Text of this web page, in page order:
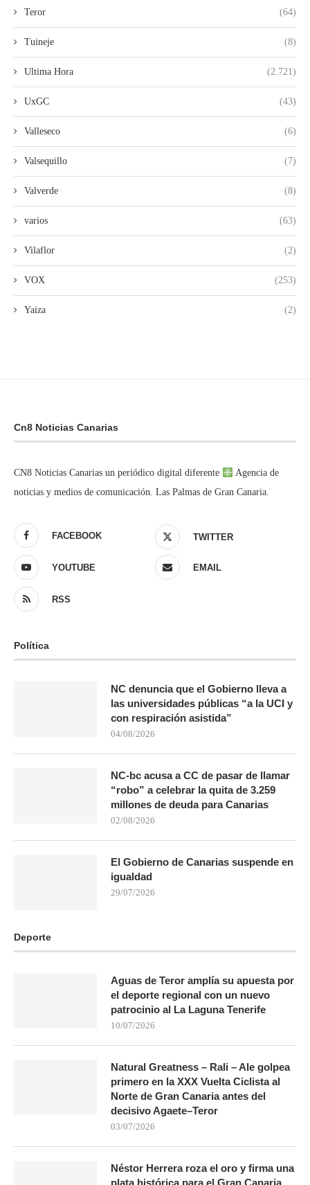
Teror (64)
Tuineje (8)
Ultima Hora (2.721)
UxGC (43)
Valleseco (6)
Valsequillo (7)
Valverde (8)
varios (63)
Vilaflor (2)
VOX (253)
Yaiza (2)
Cn8 Noticias Canarias
CN8 Noticias Canarias un periódico digital diferente
Agencia de
noticias y medios de comunicación. Las Palmas de Gran Canaria.
FACEBOOK TWITTER
YOUTUBE EMAIL
RSS
Política
NC denuncia que el Gobierno lleva a
las universidades públicas “a la UCI y
con respiración asistida”
04/08/2026
NC-bc acusa a CC de pasar de llamar
“robo” a celebrar la quita de 3.259
millones de deuda para Canarias
02/08/2026
El Gobierno de Canarias suspende en
igualdad
29/07/2026
Deporte
Aguas de Teror amplía su apuesta por
el deporte regional con un nuevo
patrocinio al La Laguna Tenerife
10/07/2026
Natural Greatness – Rali – Ale golpea
primero en la XXX Vuelta Ciclista al
Norte de Gran Canaria antes del
decisivo Agaete–Teror
03/07/2026
Néstor Herrera roza el oro y firma una